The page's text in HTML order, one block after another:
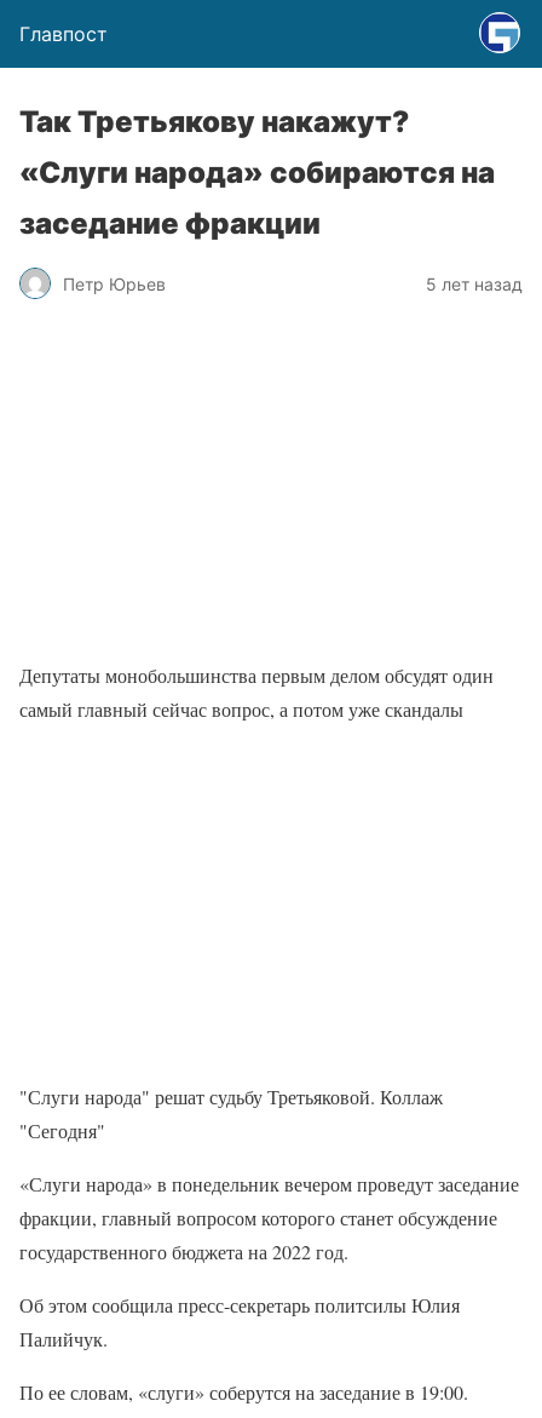
Главпост
Так Третьякову накажут?
«Слуги народа» собираются на
заседание фракции
Петр Юрьев 5 лет назад
Депутаты монобольшинства первым делом обсудят один
самый главный сейчас вопрос, а потом уже скандалы
"Слуги народа" решат судьбу Третьяковой. Коллаж
"Сегодня"
«Слуги народа» в понедельник вечером проведут заседание
фракции, главный вопросом которого станет обсуждение
государственного бюджета на 2022 год.
Об этом сообщила пресс-секретарь политсилы Юлия
Палийчук.
По ее словам, «слуги» соберутся на заседание в 19:00.